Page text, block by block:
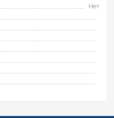
Нет